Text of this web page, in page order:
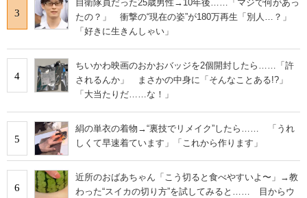
3
自衛隊員だった25歳男性→10年後……「マジで何があっ
たの？」 衝撃の“現在の姿”が180万再生「別人…？」
「好きに生きんしゃい」
4
ちいかわ映画のおかおバッジを2個開封したら……「許
されるんか」 まさかの中身に「そんなことある!?」
「大当たりだ……な！」
5
絹の単衣の着物→“裏技でリメイク”したら…… 「うれ
しくて早速着ています」「これから作ります」
6
近所のおばあちゃん「こう切ると食べやすいよ〜」→教
わった“スイカの切り方”を試してみると…… 目からウ